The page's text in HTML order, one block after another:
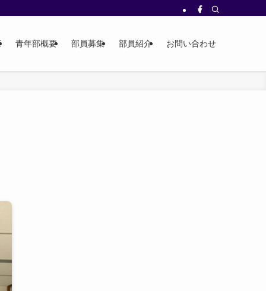
青年部概要 部員募集 部員紹介 お問い合わせ